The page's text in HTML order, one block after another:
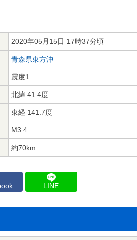
2020年05月15日 17時37分頃
青森県東方沖
震度1
北緯 41.4度
東経 141.7度
M3.4
約70km
LINE